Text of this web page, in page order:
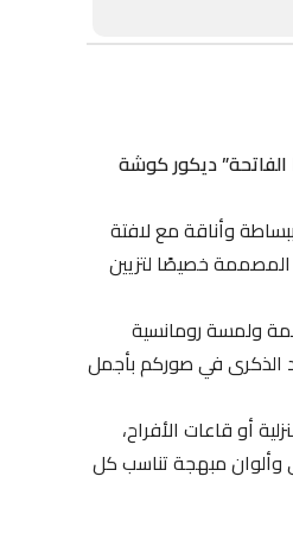
الفاتحة” ديكور كوشة
وأناقة مع لافتة
المصممة خصيصًا لتزيين
ولمسة رومانسية
الذكرى في صوركم بأجمل
أو قاعات الأفراح،
وألوان مبهجة تناسب كل